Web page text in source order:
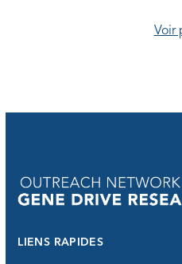
Voir
LIENS RAPIDES